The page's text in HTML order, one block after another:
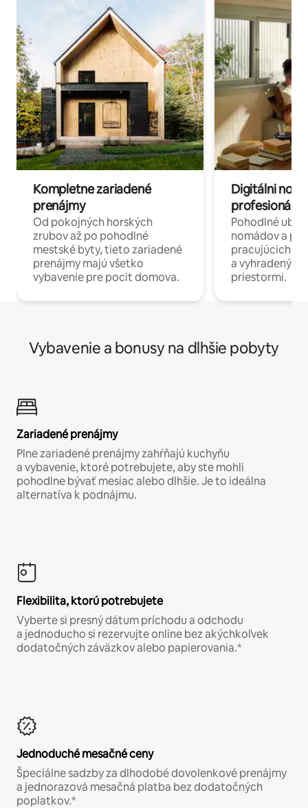
Kompletne zariadené
prenájmy
Od pokojných horských
zrubov až po pohodlné
mestské byty, tieto zariadené
prenájmy majú všetko
vybavenie pre pocit domova.
Digitálni
profesionáli
Pohodlné
nomádov a
pracujúcich
a
priestormi.
Vybavenie a bonusy na dlhšie pobyty
Zariadené prenájmy
Plne zariadené prenájmy zahŕňajú kuchyňu
a vybavenie, ktoré potrebujete, aby ste mohli
pohodlne bývať mesiac alebo dlhšie. Je to ideálna
alternatíva k podnájmu.
Flexibilita, ktorú potrebujete
Vyberte si presný dátum príchodu a odchodu
a jednoducho si rezervujte online bez akýchkoľvek
dodatočných záväzkov alebo papierovania.*
Jednoduché mesačné ceny
Špeciálne sadzby za dlhodobé dovolenkové prenájmy
a jednorazová mesačná platba bez dodatočných
poplatkov.*